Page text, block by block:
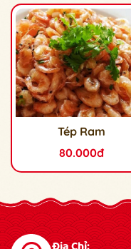
Tép Ram
80.000đ